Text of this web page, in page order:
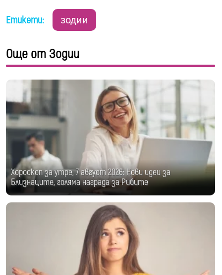
Етикети: зодии
Още от Зодии
Хороскоп за утре, 7 август 2026: Нови идеи за
Близнаците, голяма награда за Рибите